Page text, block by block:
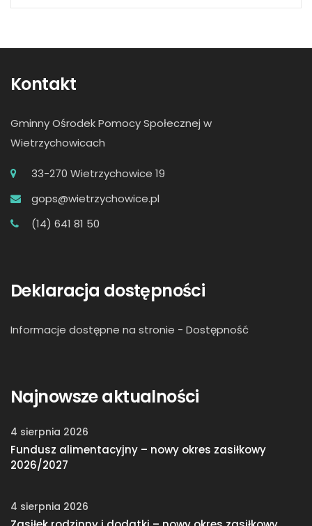
Kontakt
Gminny Ośrodek Pomocy Społecznej w
Wietrzychowicach
33-270 Wietrzychowice 19
gops@wietrzychowice.pl
(14) 641 81 50
Deklaracja dostępności
Informacje dostępne na stronie - Dostępność
Najnowsze aktualności
4 sierpnia 2026
Fundusz alimentacyjny – nowy okres zasiłkowy
2026/2027
4 sierpnia 2026